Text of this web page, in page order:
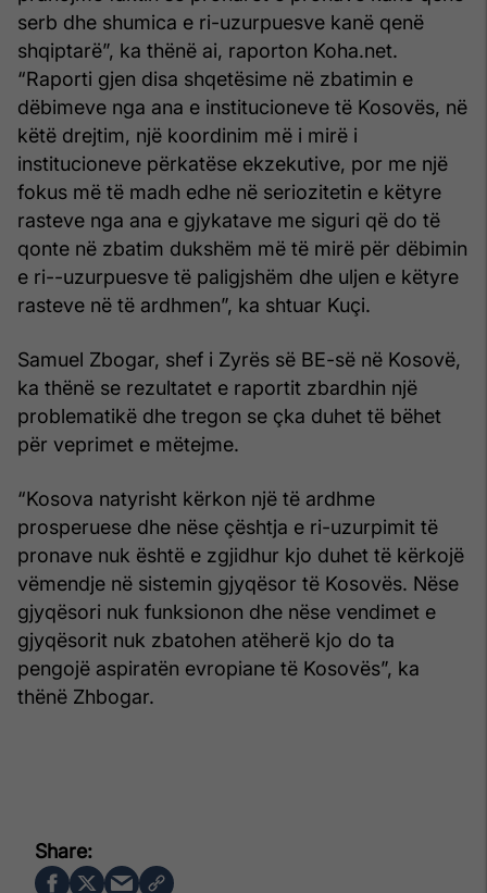
serb dhe shumica e ri-uzurpuesve kanë qenë
shqiptarë”, ka thënë ai, raporton Koha.net.
“Raporti gjen disa shqetësime në zbatimin e
dëbimeve nga ana e institucioneve të Kosovës, në
këtë drejtim, një koordinim më i mirë i
institucioneve përkatëse ekzekutive, por me një
fokus më të madh edhe në seriozitetin e këtyre
rasteve nga ana e gjykatave me siguri që do të
qonte në zbatim dukshëm më të mirë për dëbimin
e ri--uzurpuesve të paligjshëm dhe uljen e këtyre
rasteve në të ardhmen”, ka shtuar Kuçi.
Samuel Zbogar, shef i Zyrës së BE-së në Kosovë,
ka thënë se rezultatet e raportit zbardhin një
problematikë dhe tregon se çka duhet të bëhet
për veprimet e mëtejme.
“Kosova natyrisht kërkon një të ardhme
prosperuese dhe nëse çështja e ri-uzurpimit të
pronave nuk është e zgjidhur kjo duhet të kërkojë
vëmendje në sistemin gjyqësor të Kosovës. Nëse
gjyqësori nuk funksionon dhe nëse vendimet e
gjyqësorit nuk zbatohen atëherë kjo do ta
pengojë aspiratën evropiane të Kosovës”, ka
thënë Zhbogar.